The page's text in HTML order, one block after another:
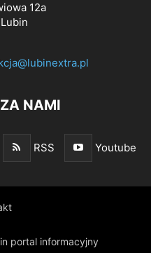
12a
NAMI
RSS Youtube
portal informacyjny